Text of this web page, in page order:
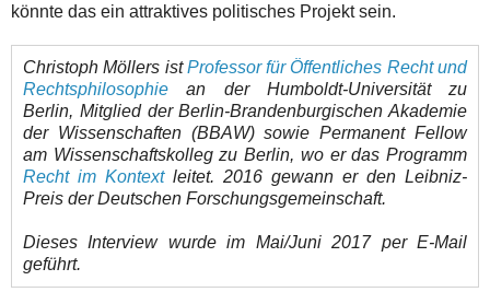
könnte das ein attraktives politisches Projekt sein.
Christoph Möllers istProfessor für Öffentliches Recht und
Rechtsphilosophie an der Humboldt-Universität zu
Berlin, Mitglied der Berlin-Brandenburgischen Akademie
der Wissenschaften (BBAW) sowie Permanent Fellow
am Wissenschaftskolleg zu Berlin, wo er das Programm
Recht im Kontextleitet. 2016 gewann er den Leibniz-
Preis der Deutschen Forschungsgemeinschaft.
Dieses Interview wurde im Mai/Juni 2017 per E-Mail
geführt.